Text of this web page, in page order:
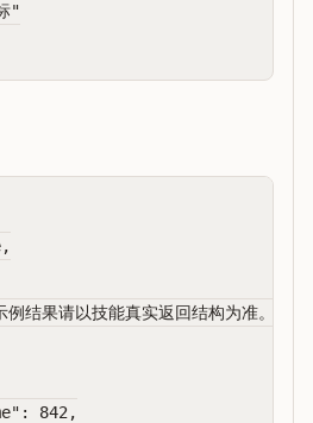
"
结果请以技能真实返回结构为准。"
842,